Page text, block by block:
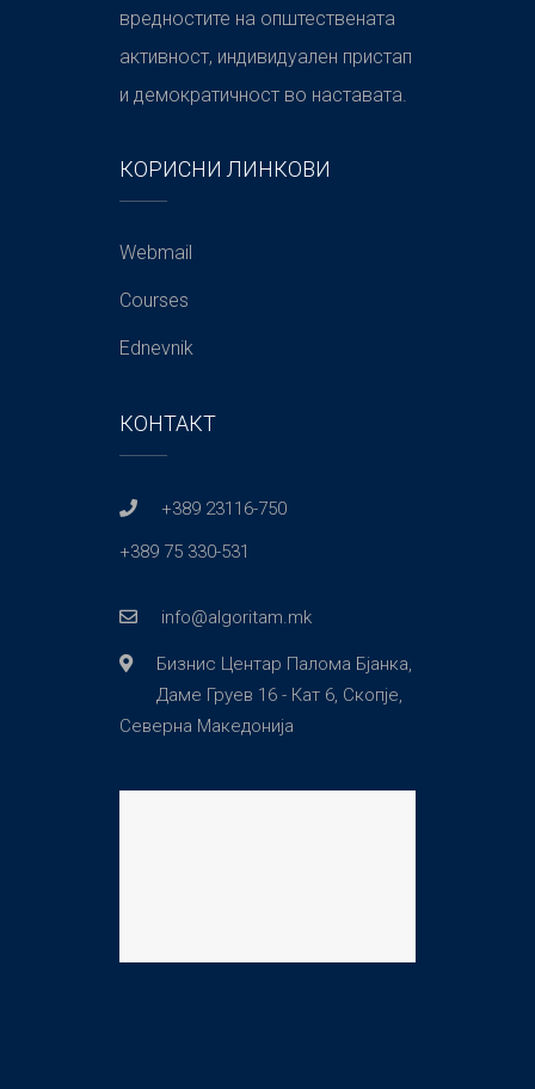
вредностите на општествената
активност, индивидуален пристап
и демократичност во наставата.
КОРИСНИ ЛИНКОВИ
Webmail
Courses
Ednevnik
КОНТАКТ
+389 23116-750
+389 75 330-531
info@algoritam.mk
Бизнис Центар Палома Бјанка,
Даме Груев 16 - Кат 6, Скопје,
Северна Македонија